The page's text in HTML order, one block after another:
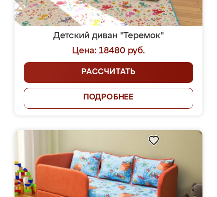
Детский диван "Теремок"
Цена: 18480 руб.
РАССЧИТАТЬ
ПОДРОБНЕЕ